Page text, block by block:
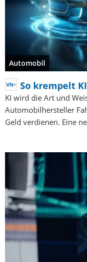
Automobil
So krempelt
KI wird die Art und
Automobilhersteller
Geld verdienen. Eine